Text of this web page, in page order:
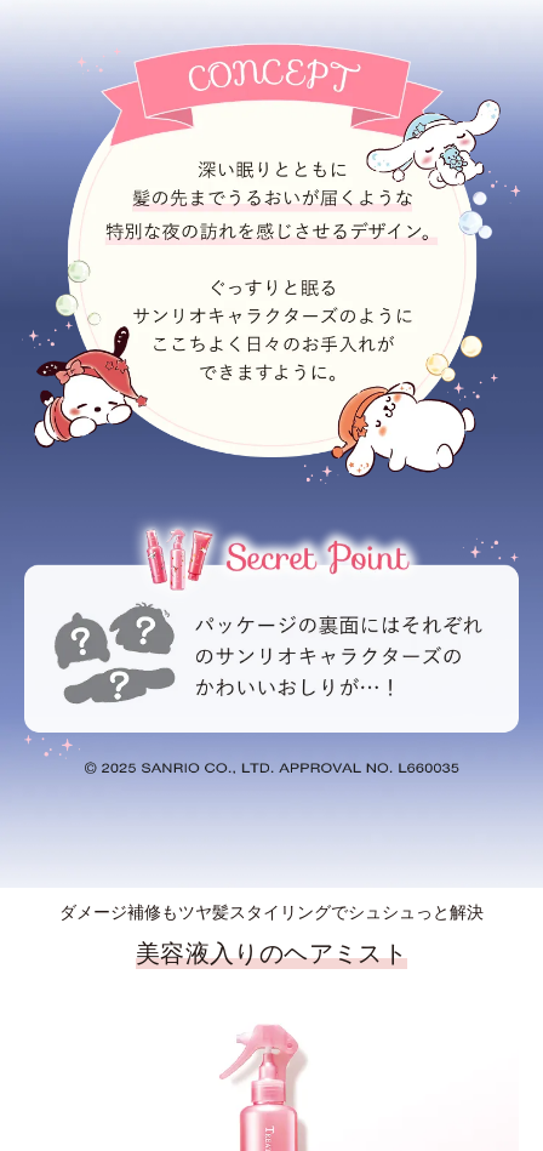
ダメージ補修もツヤ髪スタイリングでシュシュっと解決
美容液入りのヘアミスト